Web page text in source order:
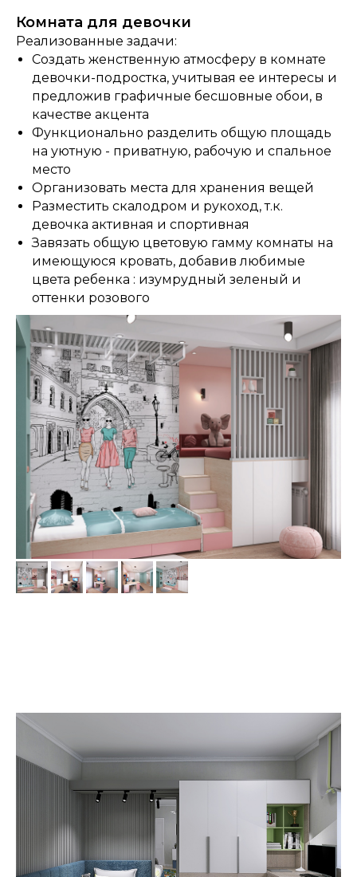
Комната для девочки
Реализованные задачи:
Создать женственную атмосферу в комнате
девочки-подростка, учитывая ее интересы и
предложив графичные бесшовные обои, в
качестве акцента
Функционально разделить общую площадь
на уютную - приватную, рабочую и спальное
место
Организовать места для хранения вещей
Разместить скалодром и рукоход, т.к.
девочка активная и спортивная
Завязать общую цветовую гамму комнаты на
имеющуюся кровать, добавив любимые
цвета ребенка : изумрудный зеленый и
оттенки розового